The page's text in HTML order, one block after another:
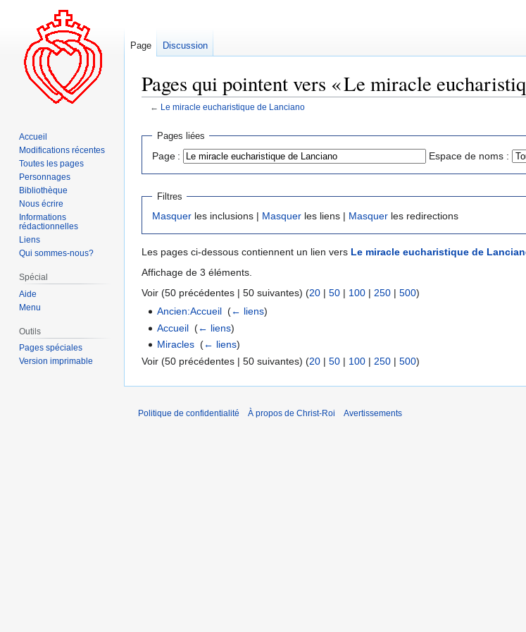
Pages qui pointent vers « Le miracle
← Le miracle eucharistique de Lanciano
Aller
navigation
Aller
recherche
Pages liées
Page : Espace de noms :
Filtres
Masquer les inclusions | Masquer les liens | Masquer les redirections
Les pages ci-dessous contiennent un lien vers Le miracle eucharistique de
Affichage de 3 éléments.
Voir (50 précédentes | 50 suivantes) (20 | 50 | 100 | 250 | 500)
Ancien:Accueil ‎(← liens)
Accueil ‎(← liens)
Miracles ‎(← liens)
Voir (50 précédentes | 50 suivantes) (20 | 50 | 100 | 250 | 500)
Page Discussion
Accueil
Modifications récentes
Toutes les pages
Personnages
Bibliothèque
Nous écrire
Informations
rédactionnelles
Liens
Qui sommes-nous?
Spécial
Aide
Menu
Outils
Pages spéciales
Version imprimable
Politique de confidentialité À propos de Christ-Roi Avertissements